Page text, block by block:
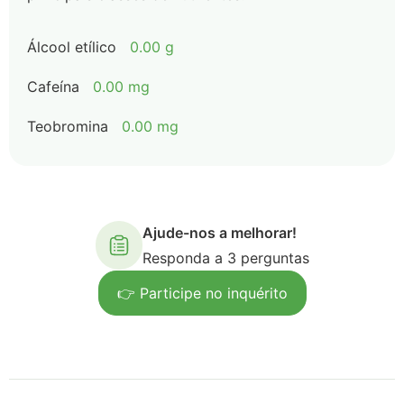
Álcool etílico 0.00 g
Cafeína 0.00 mg
Teobromina 0.00 mg
Ajude-nos a melhorar!
Responda a 3 perguntas
👉 Participe no inquérito